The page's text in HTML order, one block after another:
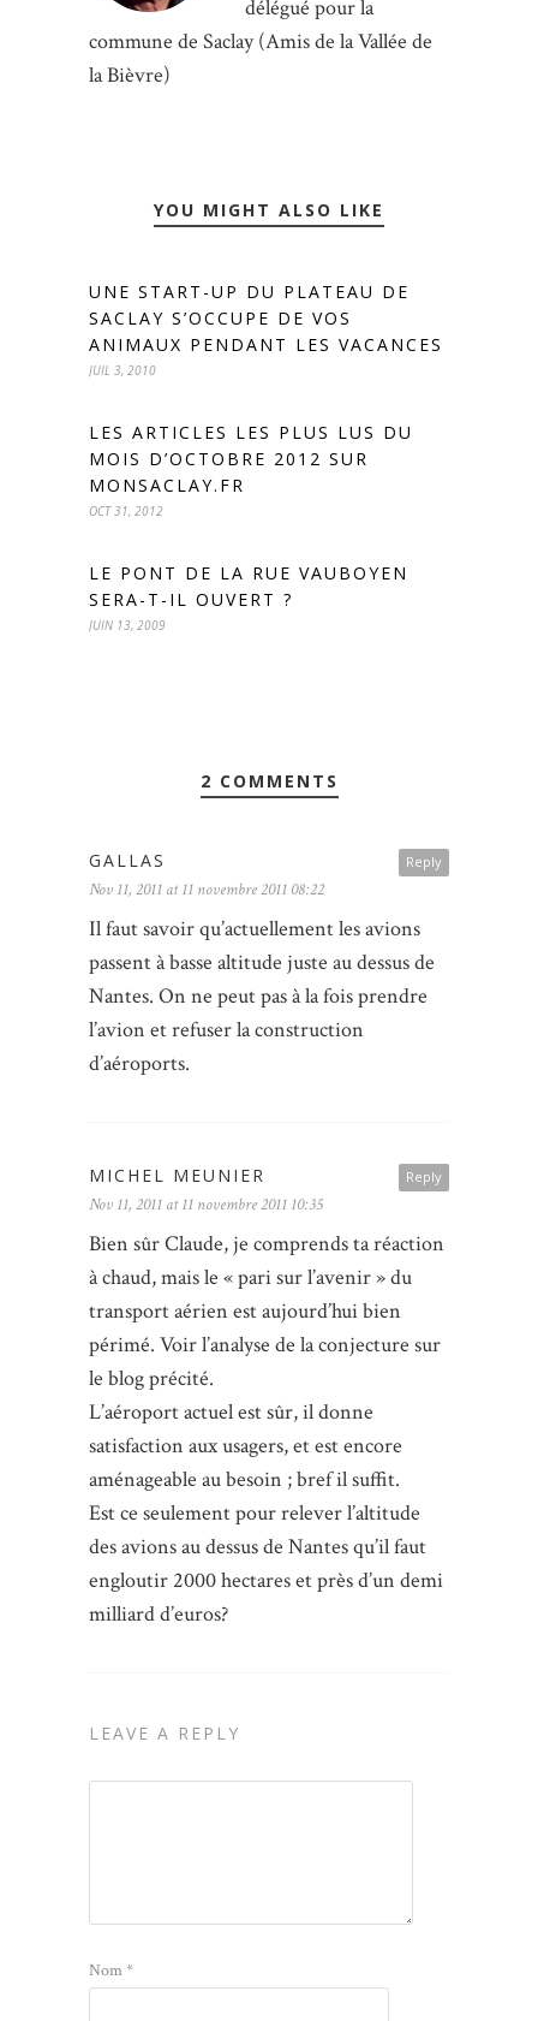
délégué pour la
commune de Saclay (Amis de la Vallée de
la Bièvre)
YOU MIGHT ALSO LIKE
UNE START-UP DU PLATEAU DE
SACLAY S’OCCUPE DE VOS
ANIMAUX PENDANT LES VACANCES
JUIL 3, 2010
LES ARTICLES LES PLUS LUS DU
MOIS D’OCTOBRE 2012 SUR
MONSACLAY.FR
OCT 31, 2012
LE PONT DE LA RUE VAUBOYEN
SERA-T-IL OUVERT ?
JUIN 13, 2009
2 COMMENTS
Reply
GALLAS
Nov 11, 2011 at 11 novembre 2011 08:22
Il faut savoir qu’actuellement les avions
passent à basse altitude juste au dessus de
Nantes. On ne peut pas à la fois prendre
l’avion et refuser la construction
d’aéroports.
Reply
MICHEL MEUNIER
Nov 11, 2011 at 11 novembre 2011 10:35
Bien sûr Claude, je comprends ta réaction
à chaud, mais le « pari sur l’avenir » du
transport aérien est aujourd’hui bien
périmé. Voir l’analyse de la conjecture sur
le blog précité.
L’aéroport actuel est sûr, il donne
satisfaction aux usagers, et est encore
aménageable au besoin ; bref il suffit.
Est ce seulement pour relever l’altitude
des avions au dessus de Nantes qu’il faut
engloutir 2000 hectares et près d’un demi
milliard d’euros?
LEAVE A REPLY
Nom*